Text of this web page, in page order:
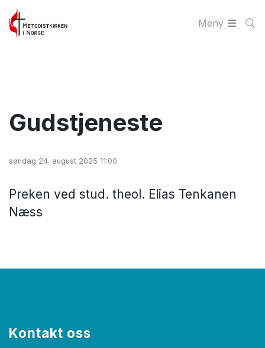
Meny
Gudstjeneste
søndag 24. august 2025 11:00
Preken ved stud. theol. Elias Tenkanen
Næss
Kontakt oss